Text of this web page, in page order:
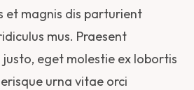
et magnis dis parturient
mus. Praesent
eget molestie ex lobortis
urna vitae orci